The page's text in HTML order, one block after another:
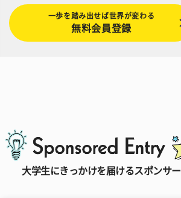
一歩を踏み出せば世界が変わる
無料会員登録
大学生にきっかけを届けるスポンサー